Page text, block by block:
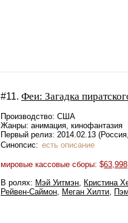
#11. Феи: Загадка
Производство: США
Жанры: анимация, кинофантазия
Первый релиз: 2014.02.13
Синопсис: есть описание
мировые кассовые сборы: $
В ролях: Мэй Уитмэн, Кристина
Рейвен-Саймон, Меган Хилти,